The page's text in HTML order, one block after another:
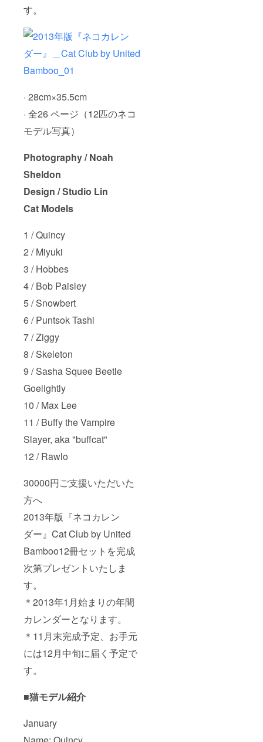
す。
· 28cm×35.5cm
· 全26 ページ（12匹のネコ
モデル写真）
Photography / Noah
Sheldon
Design / Studio Lin
Cat Models
1 / Quincy
2 / Miyuki
3 / Hobbes
4 / Bob Paisley
5 / Snowbert
6 / Puntsok Tashi
7 / Ziggy
8 / Skeleton
9 / Sasha Squee Beetle
Goelightly
10 / Max Lee
11 / Buffy the Vampire
Slayer, aka "buffcat"
12 / Rawlo
30000円ご支援いただいた
方へ
2013年版『ネコカレン
ダー』Cat Club by United
Bamboo12冊セットを完成
次第プレゼントいたしま
す。
＊2013年1月始まりの年間
カレンダーとなります。
＊11月末完成予定、お手元
には12月中旬に届く予定で
す。
■猫モデル紹介
January